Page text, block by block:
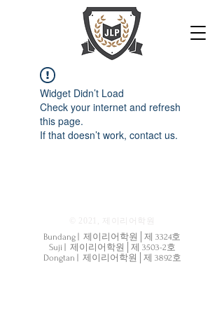
Widget Didn’t Load
Check your internet and refresh
this page.
If that doesn’t work, contact us.
© 2021, 제이리어학원
Bundang | 제이리어학원│제 3324호
Suji | 제이리어학원│제 3503-2호
Dongtan | 제이리어학원│제 3892호